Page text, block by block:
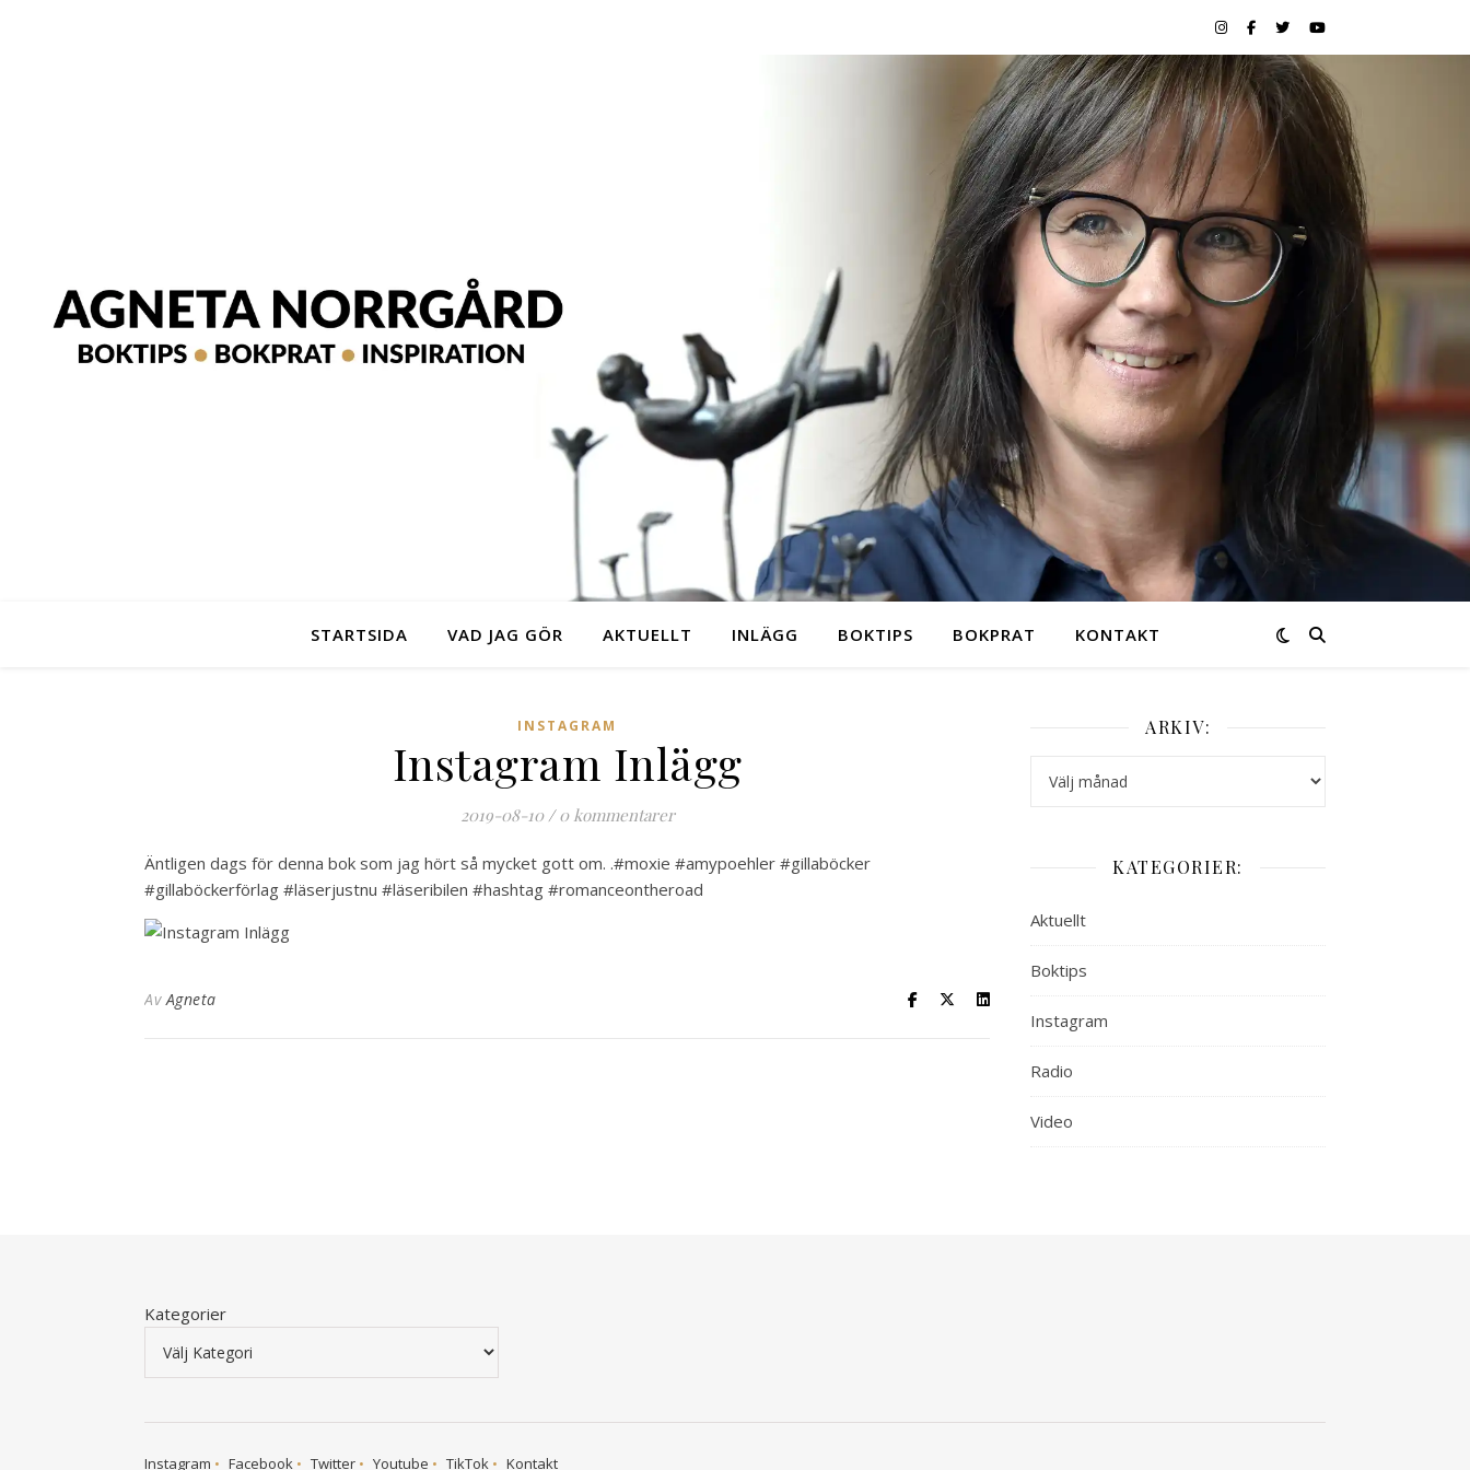
STARTSIDA VAD JAG GÖR AKTUELLT INLÄGG BOKTIPS BOKPRAT KONTAKT
INSTAGRAM
Instagram Inlägg
2019-08-10 / 0 kommentarer
Äntligen dags för denna bok som jag hört så mycket gott om. .#moxie #amypoehler #gillaböcker
#gillaböckerförlag #läserjustnu #läseribilen #hashtag #romanceontheroad
AvAgneta
ARKIV:
KATEGORIER:
Aktuellt
Boktips
Instagram
Radio
Video
Kategorier
Instagram Facebook Twitter Youtube TikTok Kontakt